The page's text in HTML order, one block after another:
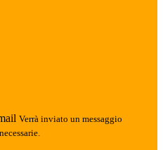
Verrà inviato un messaggio